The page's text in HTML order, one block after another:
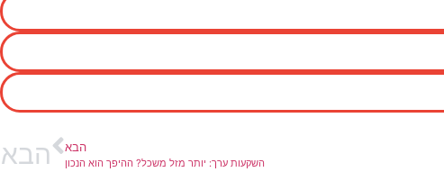
הבא
השקעות ערך: יותר מזל משכל? ההיפך הוא הנכון הבא